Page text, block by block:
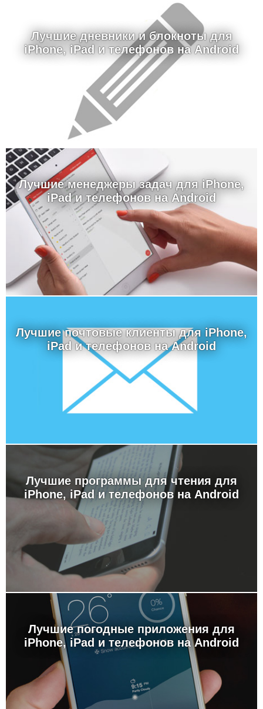
Лучшие дневники и блокноты для
iPhone, iPad и телефонов на Android
Лучшие менеджеры задач для iPhone,
iPad и телефонов на Android
Лучшие почтовые клиенты для iPhone,
iPad и телефонов на Android
Лучшие программы для чтения для
iPhone, iPad и телефонов на Android
Лучшие погодные приложения для
iPhone, iPad и телефонов на Android